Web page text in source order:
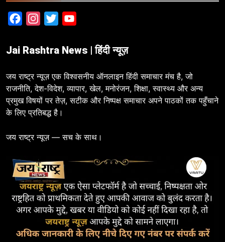
FacebookInstagram
Twitter
Jai Rashtra News | हिंदी न्यूज़
जय राष्ट्र न्यूज़ एक विश्वसनीय ऑनलाइन हिंदी समाचार मंच है, जो
राजनीति, देश-विदेश, व्यापार, खेल, मनोरंजन, शिक्षा, स्वास्थ्य और अन्य
प्रमुख विषयों पर तेज़, सटीक और निष्पक्ष समाचार अपने पाठकों तक पहुँचाने
के लिए प्रतिबद्ध है।
जय राष्ट्र न्यूज़ — सच के साथ।